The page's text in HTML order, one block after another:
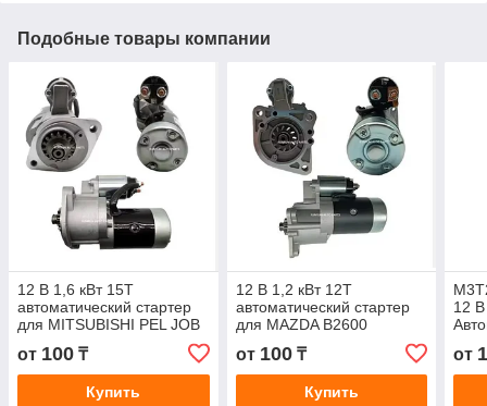
Подобные товары компании
12 В 1,6 кВт 15T
автоматический стартер
для MITSUBISHI PEL JOB
WEIDEMANN M2T50281
M002T50281 M002T50271
от 100 ₸
Купить
12 В 1,2 кВт 12T
автоматический стартер
для MAZDA B2600
M002T50981 G60118400
17173N
от 100₸
Купить
12
от